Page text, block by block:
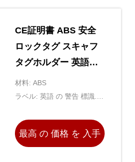
CE証明書 ABS 安全
ロックタグ スキャフ
タグホルダー 英語警
告シグナル
材料: ABS
ラベル: 英語 の 警告 標識.個
最高 の 価格 を 入手